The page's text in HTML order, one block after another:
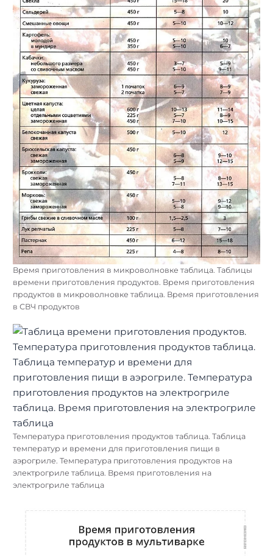
Время приготовления в микроволновке таблица. Таблицы
времени приготовления продуктов. Время приготовления
продуктов в микроволновке таблица. Время приготовления
в СВЧ продуктов
Температура приготовления продуктов таблица. Таблица
температур и времени для приготовления пищи в
аэрогриле. Температура приготовления продуктов на
электрогриле таблица. Время приготовления на
электрогриле таблица